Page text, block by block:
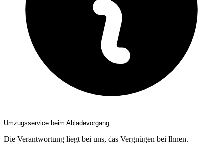
Umzugsservice beim Abladevorgang
Die Verantwortung liegt bei uns, das Vergnügen bei Ihnen.